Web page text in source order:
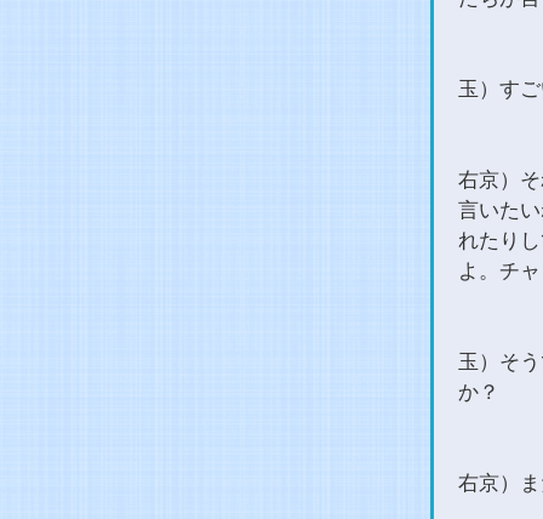
玉）す
右京）
言いた
れたり
よ。チ
玉）そ
か？
右京）